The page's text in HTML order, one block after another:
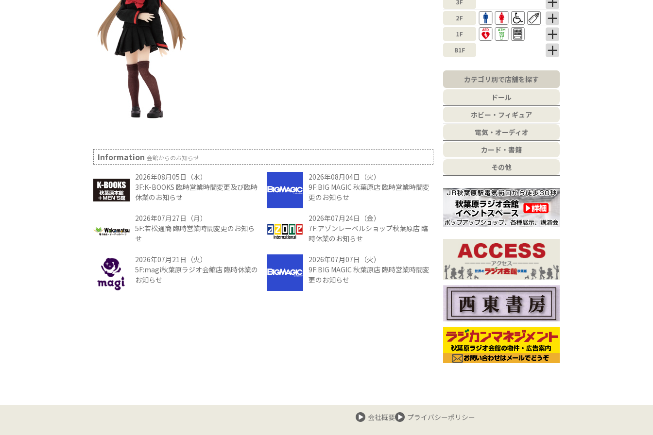
Information 会館からのお知らせ
2026年08月05日（水）
3F:K-BOOKS 臨時営業時間変更及び臨時
休業のお知らせ
2026年08月04日（火）
9F:BIG MAGIC 秋葉原店 臨時営業時間変
更のお知らせ
2026年07月27日（月）
5F:若松通商 臨時営業時間変更のお知ら
せ
2026年07月24日（金）
7F:アゾンレーベルショップ秋葉原店 臨
時休業のお知らせ
2026年07月21日（火）
5F:magi秋葉原ラジオ会館店 臨時休業の
お知らせ
2026年07月07日（火）
9F:BIG MAGIC 秋葉原店 臨時営業時間変
更のお知らせ
カテゴリ別で店舗を探す
ドール
ホビー・フィギュア
電気・オーディオ
カード・書籍
その他
会社概要 プライバシーポリシー